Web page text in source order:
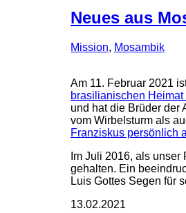
Neues aus
Mission, Mosambik
Am 11. Februar 2021
brasilianischen Heimat
und hat die Brüder der
vom Wirbelsturm als
Franziskus persönlich
Im Juli 2016, als
gehalten. Ein
Luis Gottes Segen für
13.02.2021